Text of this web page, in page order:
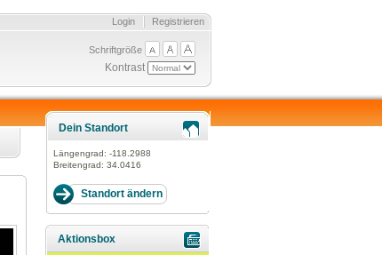
Registrieren
Login
Schriftgröße
Kontrast
Dein Standort
Längengrad: -118.2988
Breitengrad: 34.0416
Aktionsbox